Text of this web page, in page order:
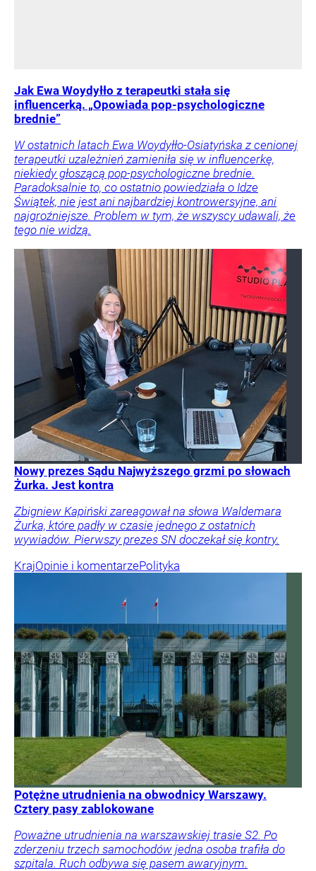
Jak Ewa Woydyłło z terapeutki stała się
influencerką. „Opowiada pop-psychologiczne
brednie”
W ostatnich latach Ewa Woydyłło-Osiatyńska z cenionej
terapeutki uzależnień zamieniła się w influencerkę,
niekiedy głoszącą pop-psychologiczne brednie.
Paradoksalnie to, co ostatnio powiedziała o Idze
Świątek, nie jest ani najbardziej kontrowersyjne, ani
najgroźniejsze. Problem w tym, że wszyscy udawali, że
tego nie widzą.
Nowy prezes Sądu Najwyższego grzmi po słowach
Żurka. Jest kontra
Zbigniew Kapiński zareagował na słowa Waldemara
Żurka, które padły w czasie jednego z ostatnich
wywiadów. Pierwszy prezes SN doczekał się kontry.
KrajOpinie i komentarzePolityka
Potężne utrudnienia na obwodnicy Warszawy.
Cztery pasy zablokowane
Poważne utrudnienia na warszawskiej trasie S2. Po
zderzeniu trzech samochodów jedna osoba trafiła do
szpitala. Ruch odbywa się pasem awaryjnym.